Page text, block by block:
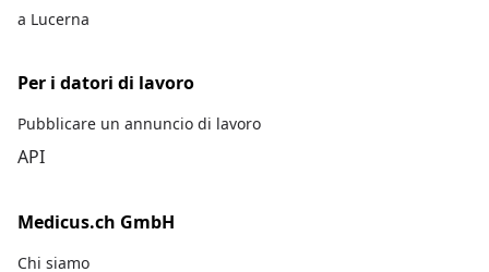
a Lucerna
Per i datori di lavoro
Pubblicare un annuncio di lavoro
API
Medicus.ch GmbH
Chi siamo